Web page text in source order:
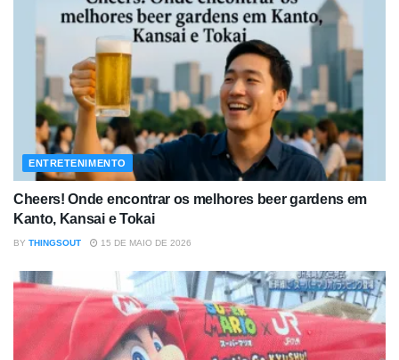
ENTRETENIMENTO
Cheers! Onde encontrar os melhores beer gardens em
Kanto, Kansai e Tokai
BY THINGSOUT 15 DE MAIO DE 2026